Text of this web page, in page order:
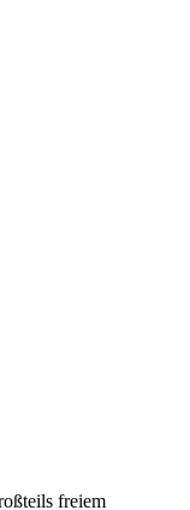
freiem